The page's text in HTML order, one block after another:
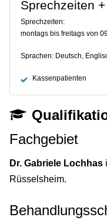
Sprechzeiten
Sprechzeiten:
montags bis freitags von
Sprachen: Deutsch,
Kassenpatienten
Fachgebiet
Dr. Gabriele Lochhas
Rüsselsheim.